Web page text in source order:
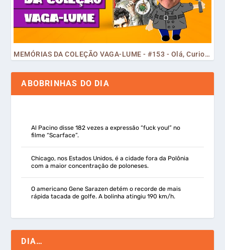
MEMÓRIAS DA COLEÇÃO VAGA-LUME - #153 - Olá, Curiosos! 2023
ABOBRINHAS DO DIA
Al Pacino disse 182 vezes a expressão “fuck you!” no
filme “Scarface”.
Chicago, nos Estados Unidos, é a cidade fora da Polônia
com a maior concentração de poloneses.
O americano Gene Sarazen detém o recorde de mais
rápida tacada de golfe. A bolinha atingiu 190 km/h.
DIA…